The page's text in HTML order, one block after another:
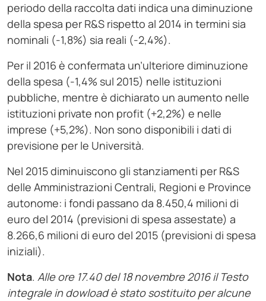
periodo della raccolta dati indica una diminuzione
della spesa per R&S rispetto al 2014 in termini sia
nominali (-1,8%) sia reali (-2,4%).
Per il 2016 è confermata un’ulteriore diminuzione
della spesa (-1,4% sul 2015) nelle istituzioni
pubbliche, mentre è dichiarato un aumento nelle
istituzioni private non profit (+2,2%) e nelle
imprese (+5,2%). Non sono disponibili i dati di
previsione per le Università.
Nel 2015 diminuiscono gli stanziamenti per R&S
delle Amministrazioni Centrali, Regioni e Province
autonome: i fondi passano da 8.450,4 milioni di
euro del 2014 (previsioni di spesa assestate) a
8.266,6 milioni di euro del 2015 (previsioni di spesa
iniziali).
Nota. Alle ore 17.40 del 18 novembre 2016 il Testo
integrale in dowload è stato sostituito per alcune